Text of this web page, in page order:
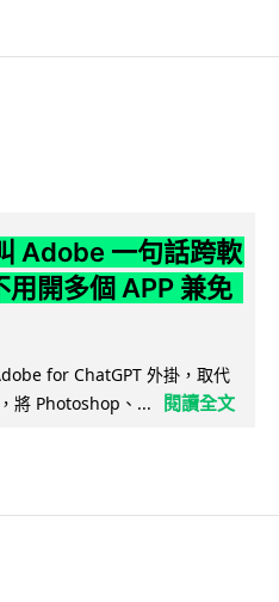
Adobe 一句話跨軟
用開多個 APP 兼免
for ChatGPT 外掛，取代
將 Photoshop、...
閱讀全文